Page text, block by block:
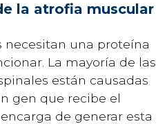
la atrofia muscular
necesitan una proteína
La mayoría de las
están causadas
gen que recibe el
de generar esta